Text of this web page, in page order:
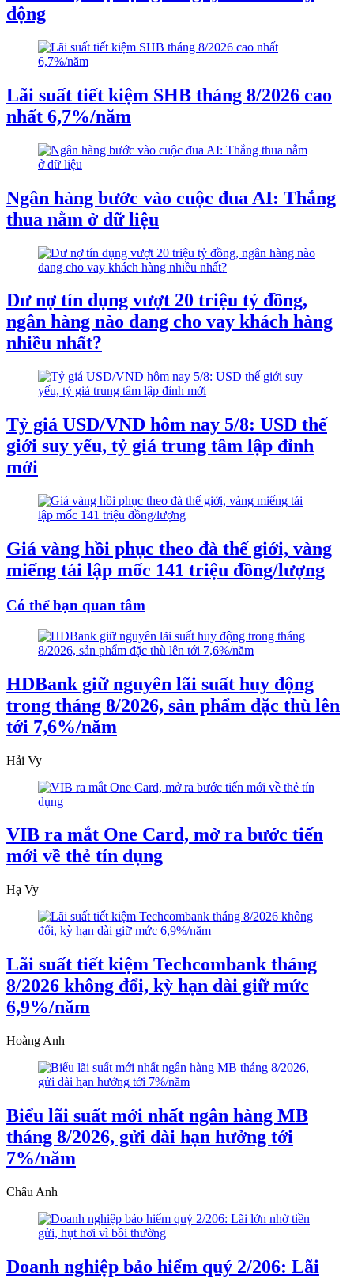
động
Lãi suất tiết kiệm SHB tháng 8/2026 cao
nhất 6,7%/năm
Ngân hàng bước vào cuộc đua AI: Thắng
thua nằm ở dữ liệu
Dư nợ tín dụng vượt 20 triệu tỷ đồng,
ngân hàng nào đang cho vay khách hàng
nhiều nhất?
Tỷ giá USD/VND hôm nay 5/8: USD thế
giới suy yếu, tỷ giá trung tâm lập đỉnh
mới
Giá vàng hồi phục theo đà thế giới, vàng
miếng tái lập mốc 141 triệu đồng/lượng
Có thể bạn quan tâm
HDBank giữ nguyên lãi suất huy động
trong tháng 8/2026, sản phẩm đặc thù lên
tới 7,6%/năm
Hải Vy
VIB ra mắt One Card, mở ra bước tiến
mới về thẻ tín dụng
Hạ Vy
Lãi suất tiết kiệm Techcombank tháng
8/2026 không đổi, kỳ hạn dài giữ mức
6,9%/năm
Hoàng Anh
Biểu lãi suất mới nhất ngân hàng MB
tháng 8/2026, gửi dài hạn hưởng tới
7%/năm
Châu Anh
Doanh nghiệp bảo hiểm quý 2/206: Lãi